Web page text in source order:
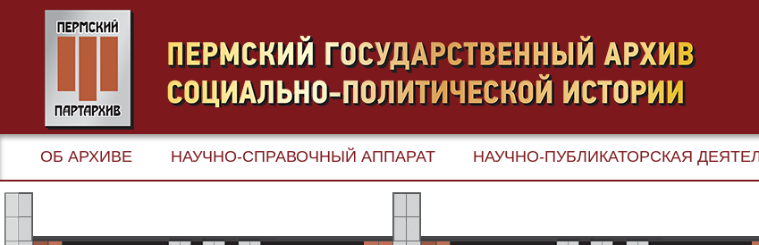
ОБ АРХИВЕ НАУЧНО-СПРАВОЧНЫЙ АППАРАТ НАУЧНО-ПУБЛИКАТОРСКАЯ